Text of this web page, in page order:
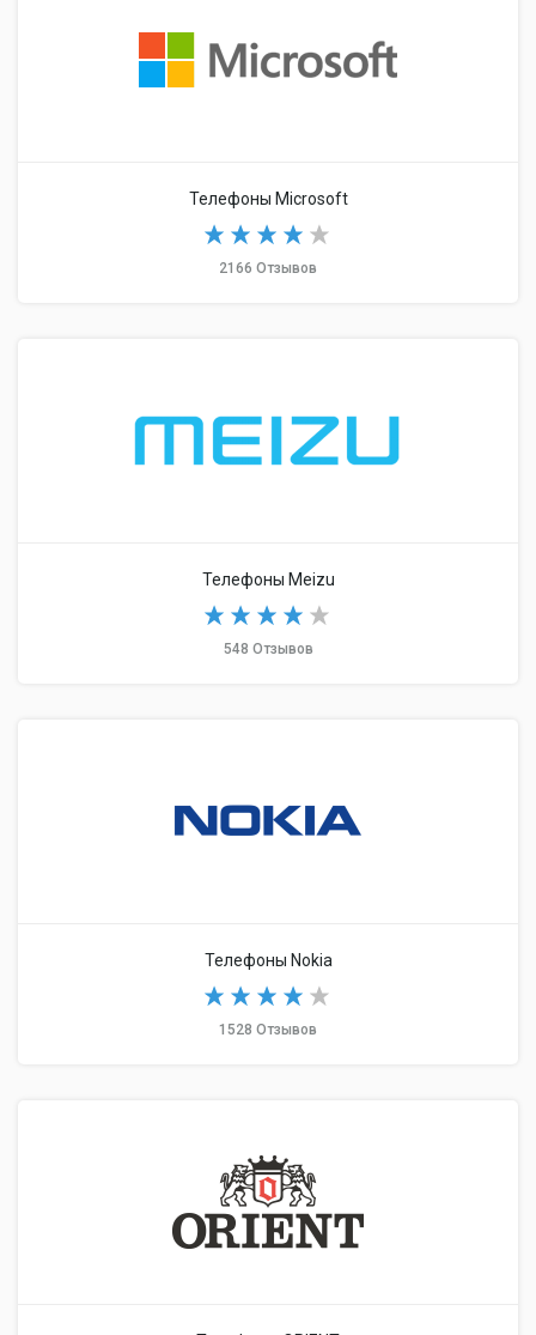
Телефоны Microsoft
2166 Отзывов
Телефоны Meizu
548 Отзывов
Телефоны Nokia
1528 Отзывов